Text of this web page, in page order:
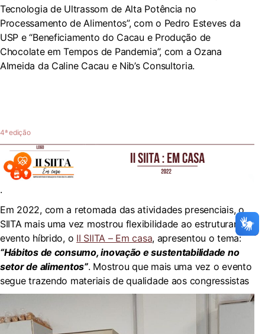
Tecnologia de Ultrassom de Alta Potência no
Processamento de Alimentos”, com o Pedro Esteves da
USP e “Beneficiamento do Cacau e Produção de
Chocolate em Tempos de Pandemia”, com a Ozana
Almeida da Caline Cacau e Nib’s Consultoria.
4ª edição
.
Em 2022, com a retomada das atividades presenciais, o
SIITA mais uma vez mostrou flexibilidade ao estruturar um
evento híbrido, o II SIITA – Em casa, apresentou o tema:
“Hábitos de consumo, inovação e sustentabilidade no
setor de alimentos”. Mostrou que mais uma vez o evento
segue trazendo materiais de qualidade aos congressistas